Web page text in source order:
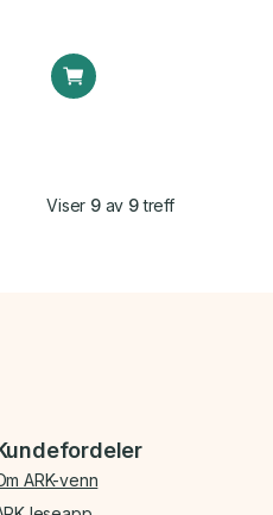
Viser 9av 9treff
ARK-venn